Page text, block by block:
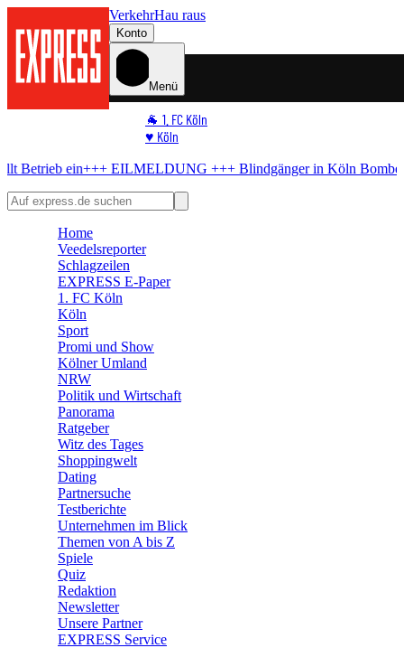
VerkehrHau raus
Konto
Menü
🐐 1. FC Köln
♥️ Köln
🏆 Sport
+++ EILMELDUNG +++Blindgänger in KölnBombe im Rhein!
Home
Veedelsreporter
Schlagzeilen
EXPRESS E-Paper
1. FC Köln
Köln
Sport
Promi und Show
Kölner Umland
NRW
Politik und Wirtschaft
Panorama
Ratgeber
Witz des Tages
Shoppingwelt
Dating
Partnersuche
Testberichte
Unternehmen im Blick
Themen von A bis Z
Spiele
Quiz
Redaktion
Newsletter
Unsere Partner
EXPRESS Service